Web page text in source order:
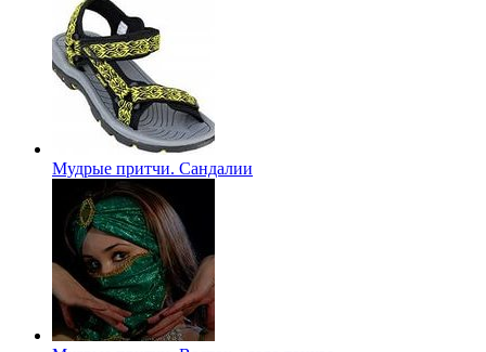
Мудрые притчи. Сандалии